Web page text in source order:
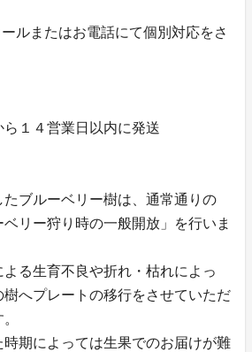
ルまたはお電話にて個別対応をさ
１４営業日以内に発送
たブルーベリー樹は、通常通りの
ベリー狩り時の一般開放」を行いま
よる生育不良や折れ・枯れによっ
へプレートの移行をさせていただ
時期によっては生果でのお届けが難